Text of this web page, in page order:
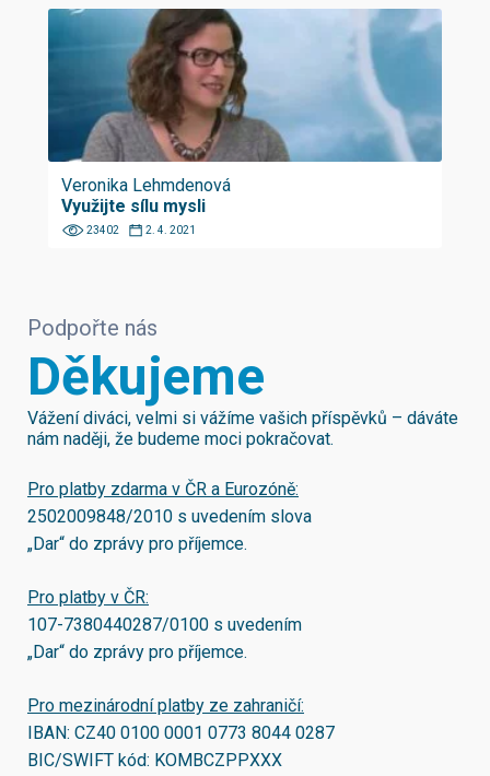
Veronika Lehmdenová
Využijte sílu mysli
23402 2. 4. 2021
Podpořte nás
Děkujeme
Vážení diváci, velmi si vážíme vašich příspěvků – dáváte
nám naději, že budeme moci pokračovat.
Pro platby zdarma v ČR a Eurozóně:
2502009848/2010 s uvedením slova
„Dar“ do zprávy pro příjemce.
Pro platby v ČR:
107-7380440287/0100 s uvedením
„Dar“ do zprávy pro příjemce.
Pro mezinárodní platby ze zahraničí:
IBAN: CZ40 0100 0001 0773 8044 0287
BIC/SWIFT kód: KOMBCZPPXXX